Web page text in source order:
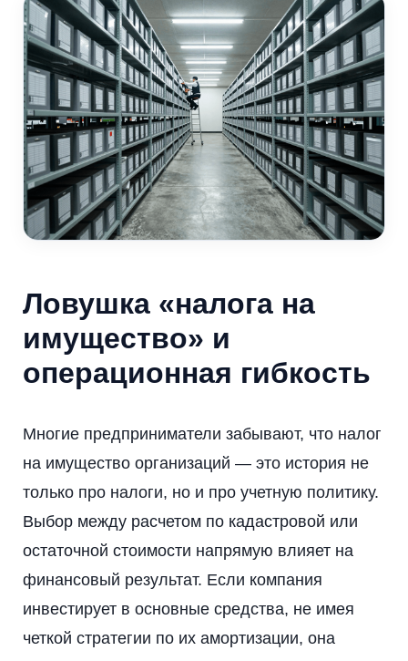
Ловушка «налога на
имущество» и
операционная гибкость
Многие предприниматели забывают, что налог
на имущество организаций — это история не
только про налоги, но и про учетную политику.
Выбор между расчетом по кадастровой или
остаточной стоимости напрямую влияет на
финансовый результат. Если компания
инвестирует в основные средства, не имея
четкой стратегии по их амортизации, она